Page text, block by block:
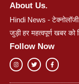
About Us.
Hindi News -
जुड़ी हर महत्वपूर्ण खबर को
Follow Now